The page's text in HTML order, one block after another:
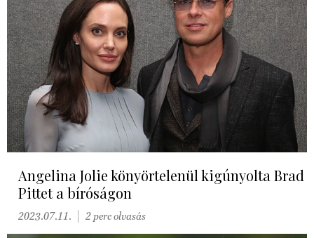
Angelina Jolie könyörtelenül kigúnyolta Brad
Pittet a bíróságon
2023.07.11. 2 perc olvasás